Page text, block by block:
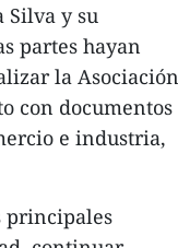
Silva y su
partes hayan
la Asociación
con documentos
e industria,
principales